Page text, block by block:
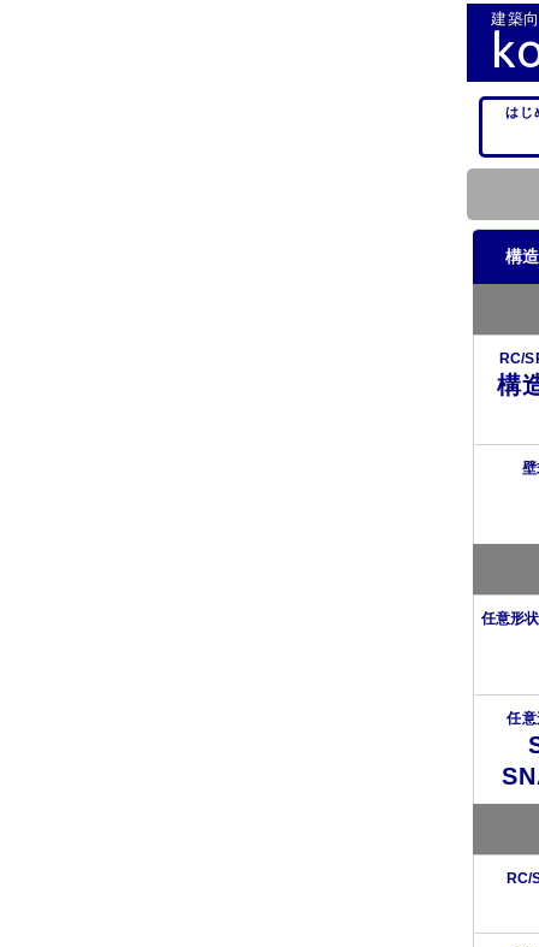
建築
はじ
構
RC/
構
任意形
任意
RC/